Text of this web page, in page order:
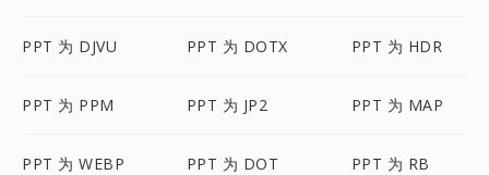
PPT 为 DJVU PPT 为 DOTX PPT 为 HDR
PPT 为 PPM PPT 为 JP2 PPT 为 MAP
PPT 为 WEBP PPT 为 DOT PPT 为 RB